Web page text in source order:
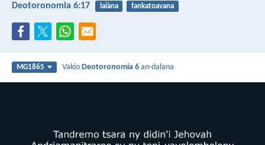
Deotoronomia 6:17 lalàna fankatoavana
MG1865 VakioDeotoronomia 6 an-dalana